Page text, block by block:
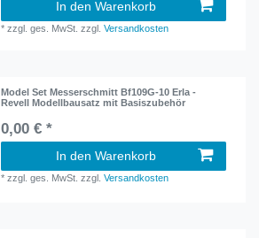
In den Warenkorb
*zzgl. ges. MwSt. zzgl.Versandkosten
Model Set Messerschmitt Bf109G-10 Erla -
Revell Modellbausatz mit Basiszubehör
0,00 € *
In den Warenkorb
*zzgl. ges. MwSt. zzgl.Versandkosten